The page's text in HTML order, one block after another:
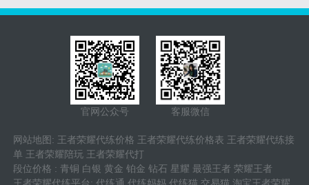
官网公众号 客服微信
网站地图 : 王者荣耀代练价格 王者荣耀代练价格表 王者荣耀代练接
单 王者荣耀陪玩 王者荣耀代打
段位价格 : 青铜 白银 黄金 铂金 钻石 星耀 最强王者 荣耀王者